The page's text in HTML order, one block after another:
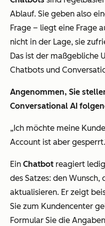
Ablauf. Sie geben also
Frage – liegt eine Frage
nicht in der Lage, sie
Das ist der maßgebliche
Chatbots und
Angenommen, Sie
Conversational AI
„Ich möchte meine
Account ist aber
Ein Chatbot reagiert
des Satzes: den
aktualisieren. Er zeigt
Sie zum Kundencenter
Formular Sie die